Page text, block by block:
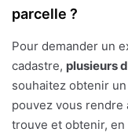
parcelle ?
Pour demander un
cadastre, plusieurs
souhaitez obtenir
pouvez vous rendre
trouve et obtenir,